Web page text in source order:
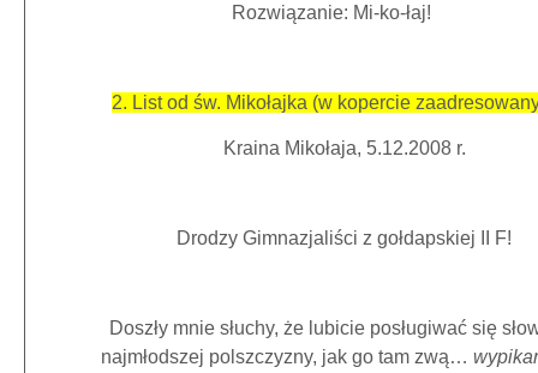
Rozwiązanie: Mi-ko-łaj!
2. List od św. Mikołajka (w kopercie
Kraina Mikołaja, 5.12.2008 r.
Drodzy Gimnazjaliści z gołdapskiej II F!
Doszły mnie słuchy, że lubicie posługiwać się
najmłodszej polszczyzny, jak go tam zwą…